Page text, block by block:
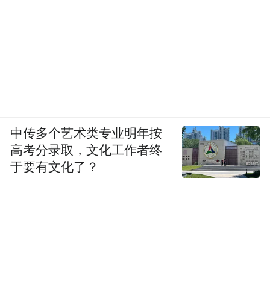
中传多个艺术类专业明年按
高考分录取，文化工作者终
于要有文化了？